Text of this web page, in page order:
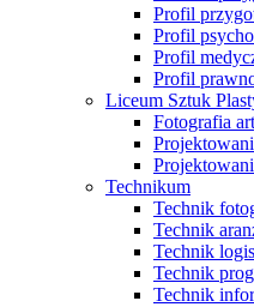
Profil
Profil
Profil
Profil
Liceum Sztuk
Fotografia
Technikum
Technik
Technik
Technik
Technik
Technik